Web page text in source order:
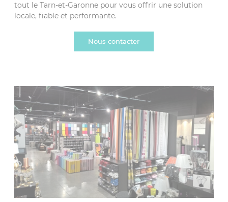
tout le Tarn-et-Garonne pour vous offrir une solution
locale, fiable et performante.
Nous contacter